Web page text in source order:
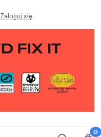
Zaloguj się